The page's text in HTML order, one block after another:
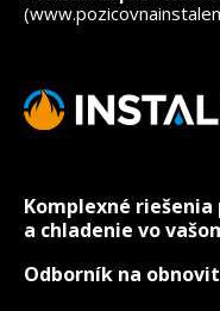
Komplexné
a chladenie vo
Odborník na